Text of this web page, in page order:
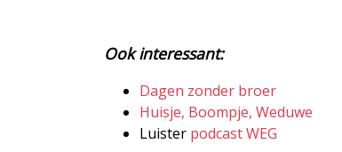
Ook interessant:
Dagen zonder broer
Huisje, Boompje, Weduwe
Luister podcast WEG